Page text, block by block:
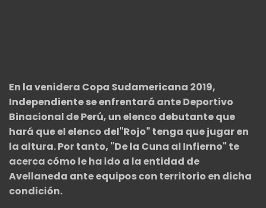
En la venidera Copa Sudamericana 2019,
Independiente se enfrentará ante Deportivo
Binacional de Perú, un elenco debutante que
hará que el elenco del"Rojo" tenga que jugar en
la altura. Por tanto, "De la Cuna al Infierno" te
acerca cómo le ha ido a la entidad de
Avellaneda ante equipos con territorio en dicha
condición.